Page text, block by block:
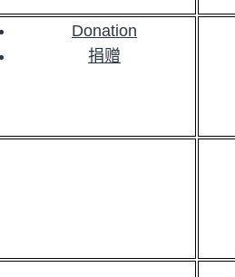
Donation
捐赠